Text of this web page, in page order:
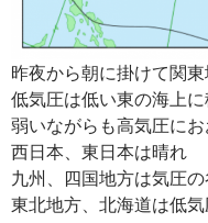
昨夜から朝に掛けて関
低気圧は低い東の海上に
弱いながらも高気圧に
西日本、東日本は晴れ
九州、四国地方は気圧
東北地方、北海道は低